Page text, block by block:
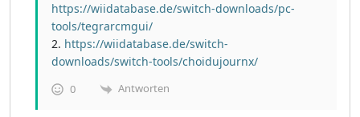
https://wiidatabase.de/switch-downloads/pc-
tools/tegrarcmgui/
2. https://wiidatabase.de/switch-
downloads/switch-tools/choidujournx/
0 Antworten